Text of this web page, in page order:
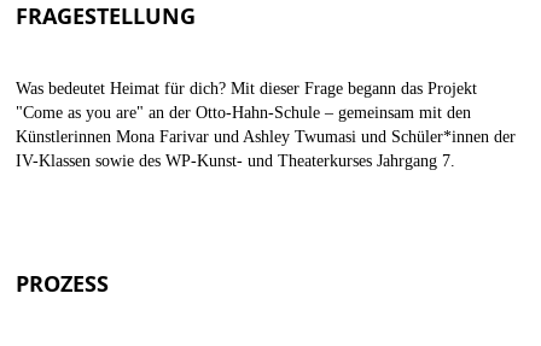
FRAGESTELLUNG
Was bedeutet Heimat für dich? Mit dieser Frage begann das Projekt
"Come as you are" an der Otto-Hahn-Schule – gemeinsam mit den
Künstlerinnen Mona Farivar und Ashley Twumasi und Schüler*innen der
IV-Klassen sowie des WP-Kunst- und Theaterkurses Jahrgang 7.
PROZESS